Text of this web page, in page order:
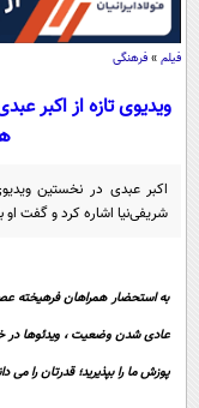
فیلم » فرهنگی
ویدیوی تازه از اکبر
اکبر عبدی در نخستین
شریفی‌نیا اشاره کرد و گفت
به استحضار همراهان فرهیخته
عادی شدن وضعیت ، ویدئوها در
پوزش ما را بپذیرید؛ قدرتان را می